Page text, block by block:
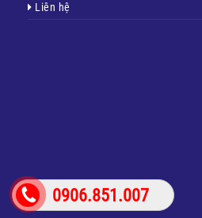
Liên hệ
0906.851.007